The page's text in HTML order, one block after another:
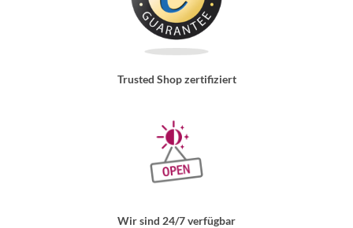
Trusted Shop zertifiziert
Wir sind 24/7 verfügbar